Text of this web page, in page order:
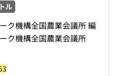
ル
ク機構全国農業会議所 編
ク機構全国農業会議所